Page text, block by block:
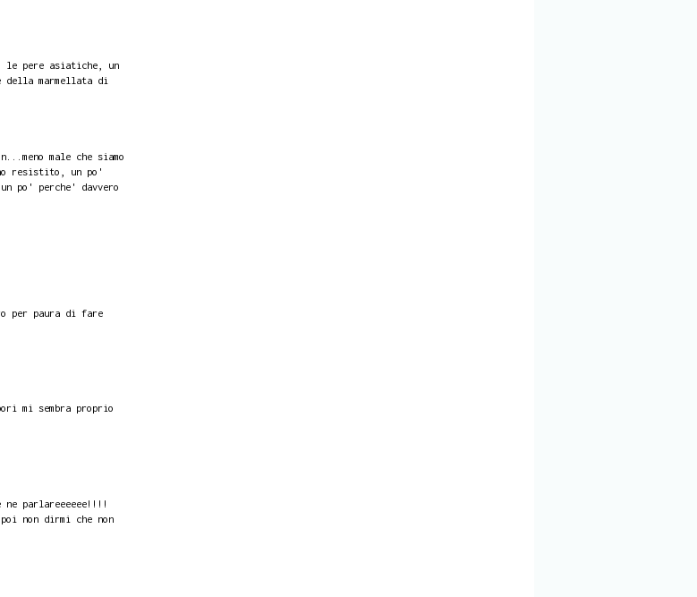
le pere asiatiche, un
marmellata di
male che siamo
ho resistito, un po'
po' perche' davvero
per paura di fare
mi sembra proprio
ne parlareeeeee!!!!
non dirmi che non